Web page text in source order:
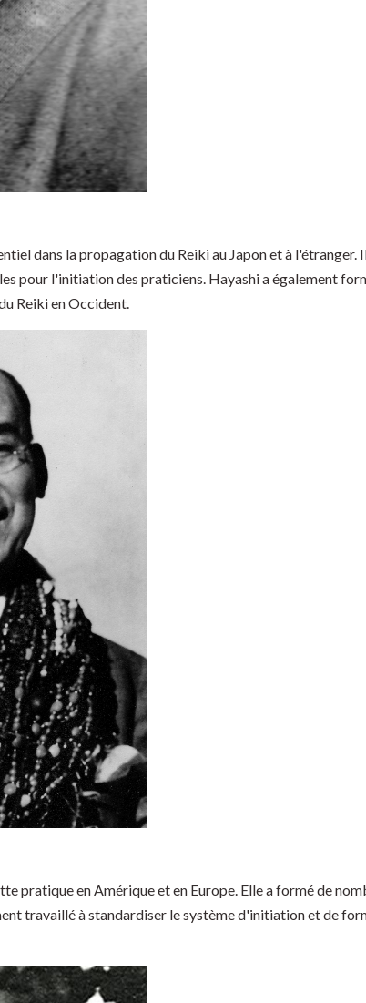
dans la propagation du Reiki au Japon et à l'étranger.
pour l'initiation des praticiens. Hayashi a également
Reiki en Occident.
pratique en Amérique et en Europe. Elle a formé de
travaillé à standardiser le système d'initiation et de